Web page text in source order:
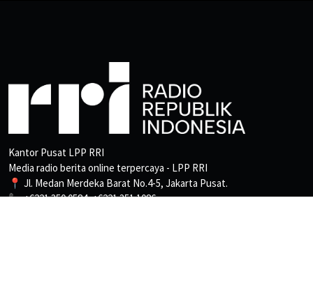
Kantor Pusat LPP RRI
Media radio berita online terpercaya - LPP RRI
📍 Jl. Medan Merdeka Barat No.4-5, Jakarta Pusat.
📞 +6221 350 0584, +6221 351 1086